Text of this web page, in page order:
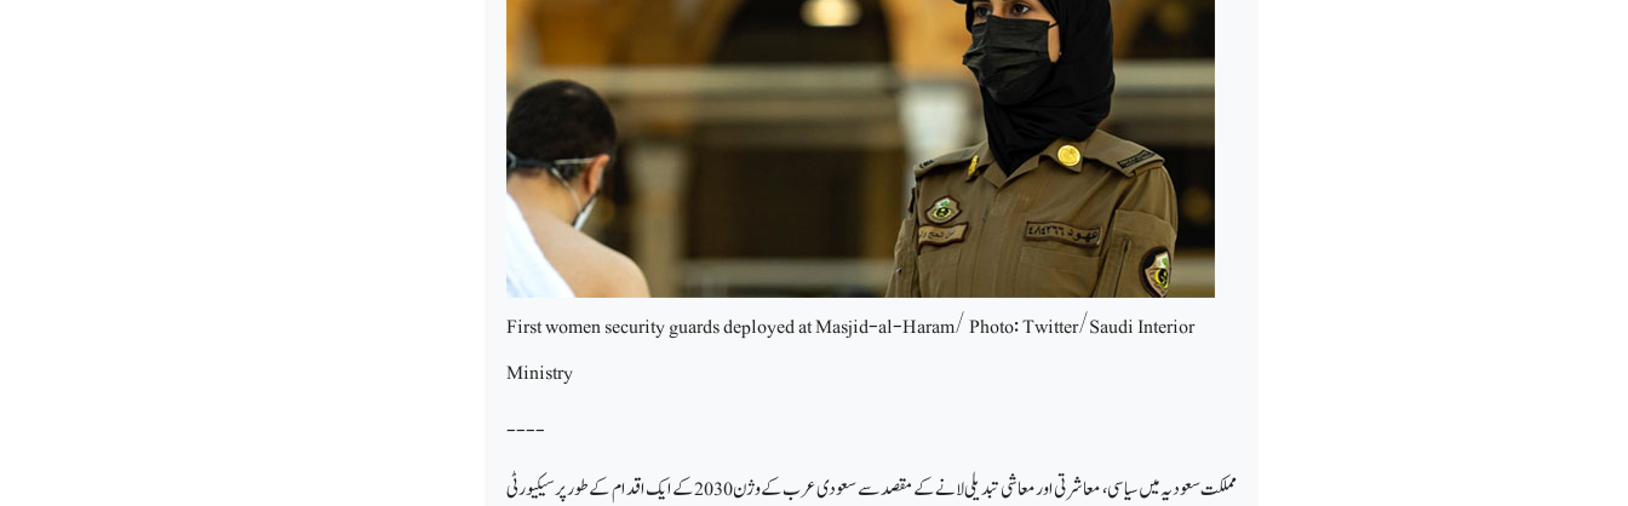
First women security guards deployed at Masjid-al-Haram/ Photo: Twitter/Saudi Interior
Ministry
----
مملکت سعودیہ میں سیاسی، معاشرتی اور معاشی تبدیلی لانے کے مقصد سے سعودی عرب کے وژن 2030 کے ایک اقدام کے طور پر سیکیورٹی